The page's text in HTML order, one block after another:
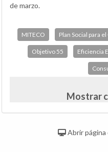
de marzo.
MITECO Plan Social para
Objetivo 55 Eficiencia
Mostrar
Abrir página